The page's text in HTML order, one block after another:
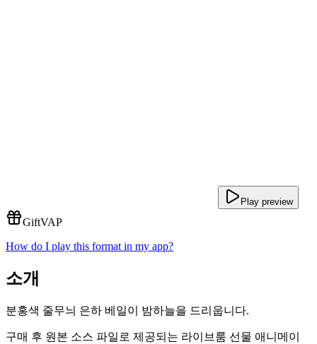
Play preview
GiftVAP
How do I play this format in my app?
소개
분홍색 줄무늬 은하 베일이 밤하늘을 드리웁니다.
구매 후 원본 소스 파일로 제공되는 라이브룸 선물 애니메이